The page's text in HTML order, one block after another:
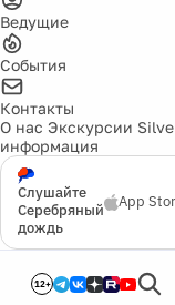
Ведущие
События
Контакты
О нас Экскурсии
информация
Слушайте
Серебряный
дождь
App
12+